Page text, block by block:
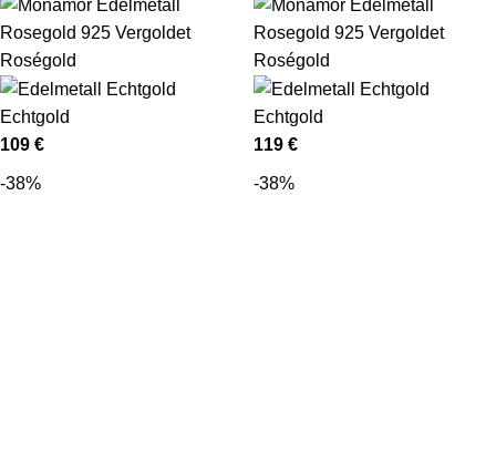
Roségold
Echtgold
109 €
Roségold
Echtgold
119 €
-38% -38%